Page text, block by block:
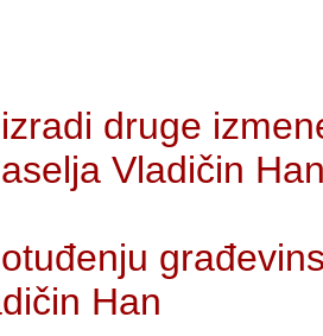
druge
Vladičin
Han